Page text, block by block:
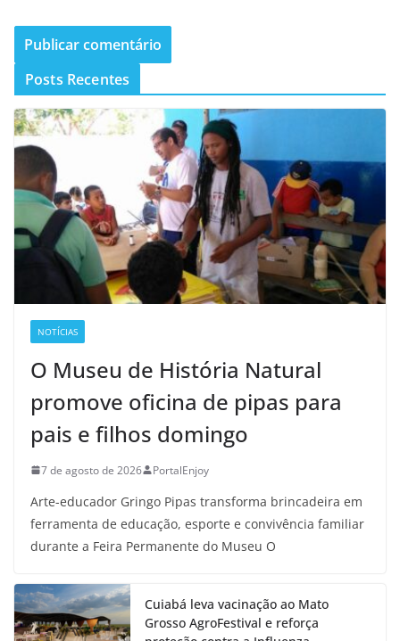
Posts Recentes
NOTÍCIAS
O Museu de História Natural
promove oficina de pipas para
pais e filhos domingo
7 de agosto de 2026 PortalEnjoy
Arte-educador Gringo Pipas transforma brincadeira em
ferramenta de educação, esporte e convivência familiar
durante a Feira Permanente do Museu O
Cuiabá leva vacinação ao Mato
Grosso AgroFestival e reforça